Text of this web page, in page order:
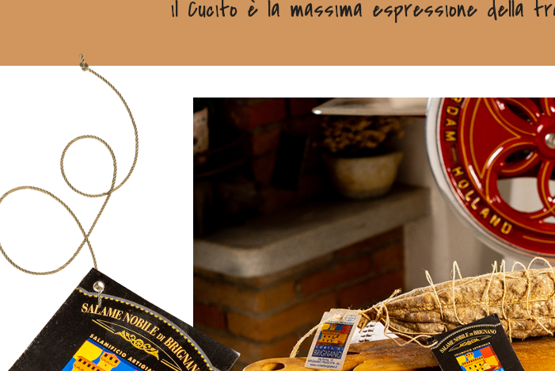
il Cucito è la massima espressione della